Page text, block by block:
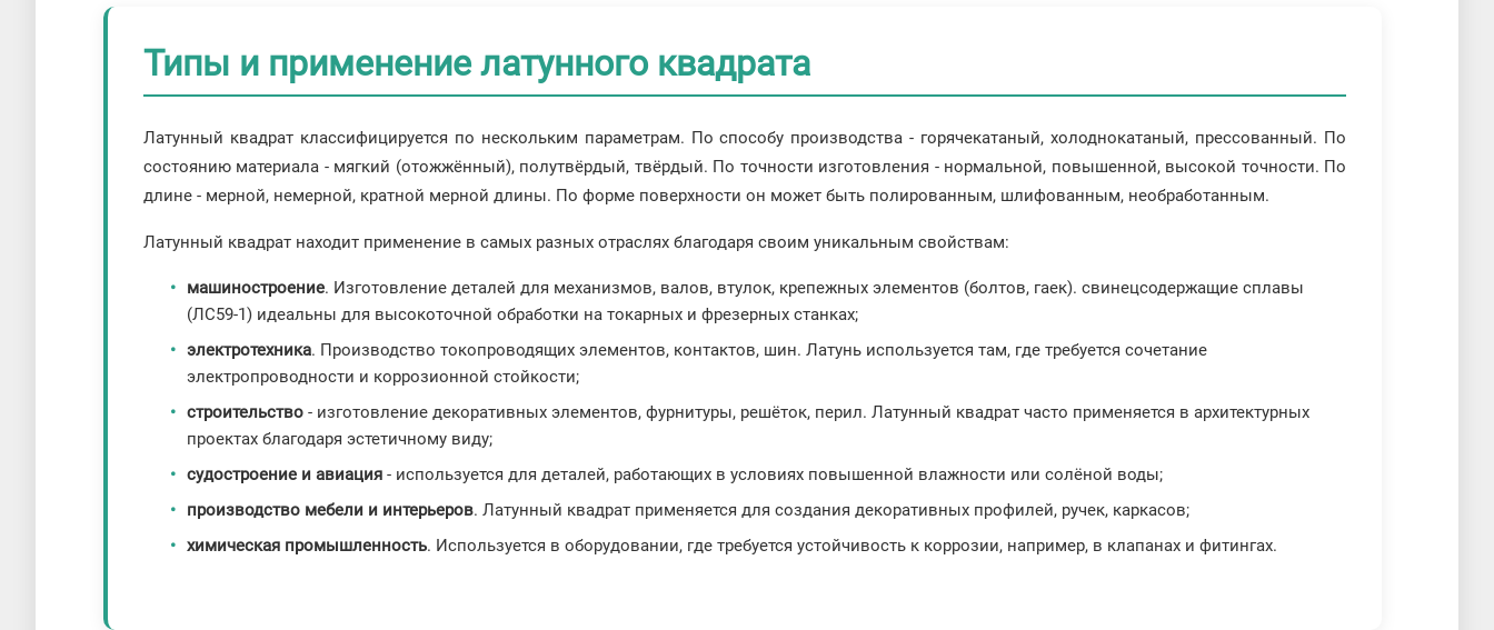
Типы и применение латунного квадрата
Латунный квадрат классифицируется по нескольким параметрам. По способу производства - горячекатаный, холоднокатаный, прессованный. По
состоянию материала - мягкий (отожжённый), полутвёрдый, твёрдый. По точности изготовления - нормальной, повышенной, высокой точности. По
длине - мерной, немерной, кратной мерной длины. По форме поверхности он может быть полированным, шлифованным, необработанным.
Латунный квадрат находит применение в самых разных отраслях благодаря своим уникальным свойствам:
машиностроение. Изготовление деталей для механизмов, валов, втулок, крепежных элементов (болтов, гаек). свинецсодержащие сплавы
(ЛС59-1) идеальны для высокоточной обработки на токарных и фрезерных станках;
электротехника. Производство токопроводящих элементов, контактов, шин. Латунь используется там, где требуется сочетание
электропроводности и коррозионной стойкости;
строительство- изготовление декоративных элементов, фурнитуры, решёток, перил. Латунный квадрат часто применяется в архитектурных
проектах благодаря эстетичному виду;
судостроение и авиация - используется для деталей, работающих в условиях повышенной влажности или солёной воды;
производство мебели и интерьеров. Латунный квадрат применяется для создания декоративных профилей, ручек, каркасов;
химическая промышленность. Используется в оборудовании, где требуется устойчивость к коррозии, например, в клапанах и фитингах.